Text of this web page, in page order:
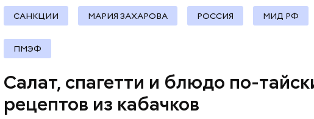
САНКЦИИ МАРИЯ ЗАХАРОВА РОССИЯ МИД РФ
ПМЭФ
Салат, спагетти и блюдо по-
рецептов из кабачков